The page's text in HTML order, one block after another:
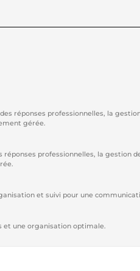
réponses professionnelles, la
gérée.
professionnelles, la gestion
et suivi pour une
et une organisation optimale.